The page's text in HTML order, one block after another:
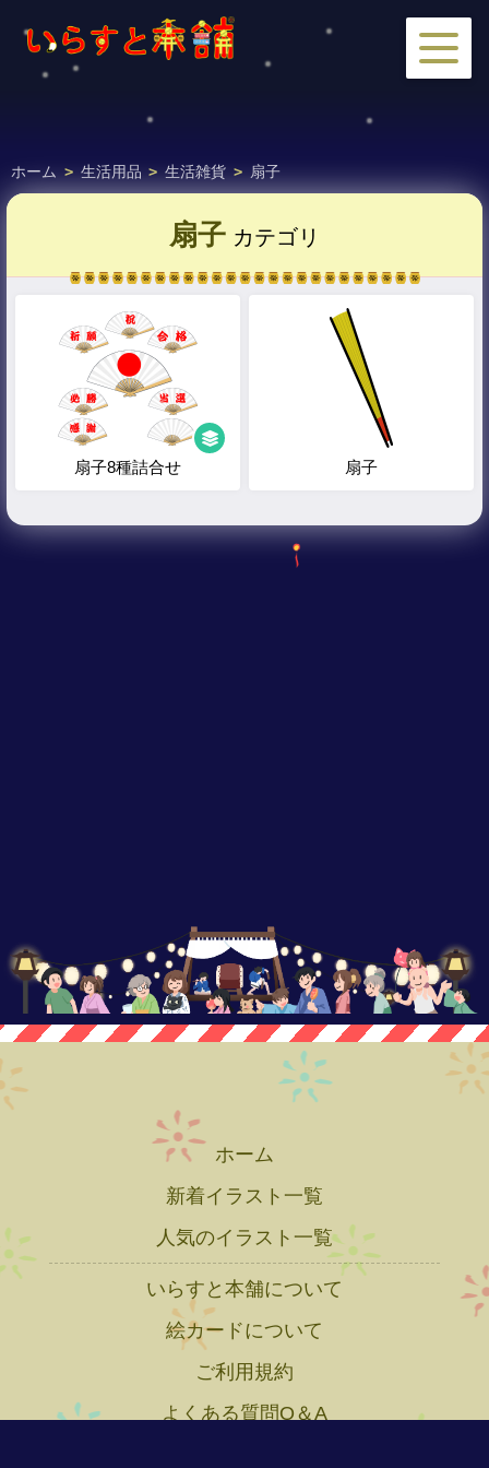
ホーム > 生活用品 > 生活雑貨 > 扇子
扇子 カテゴリ
扇子8種詰合せ 扇子
ホーム
新着イラスト一覧
人気のイラスト一覧
いらすと本舗について
絵カードについて
ご利用規約
よくある質問Q＆A